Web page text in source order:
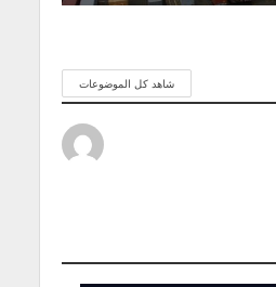
شاهد كل الموضوعات